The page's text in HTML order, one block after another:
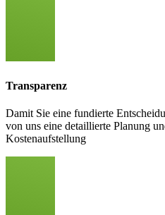
Transparenz
Damit Sie eine fundierte
von uns eine detaillierte Planung
Kostenaufstellung